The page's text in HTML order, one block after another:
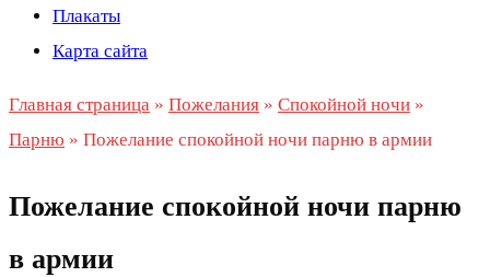
Плакаты
Карта сайта
Главная страница » Пожелания » Спокойной ночи »
Парню » Пожелание спокойной ночи парню в армии
Пожелание спокойной ночи парню
в армии